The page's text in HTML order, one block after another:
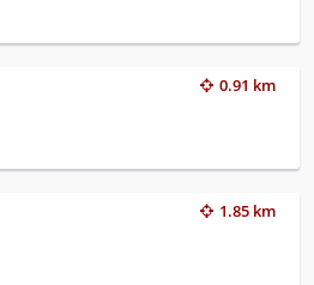
0.91 km
1.85 km